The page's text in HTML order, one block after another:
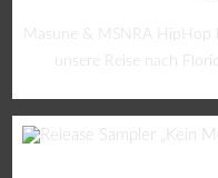
Masune & MSNRA HipHop
unsere Reise nach